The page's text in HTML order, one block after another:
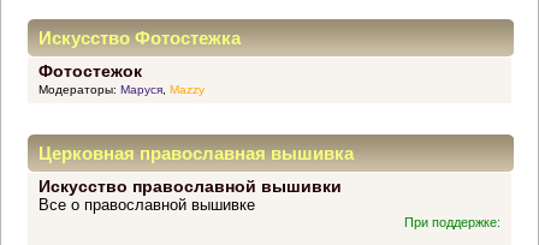
Искусство Фотостежка
Фотостежок
Модераторы: Маруся, Mazzy
Церковная православная вышивка
Искусство православной вышивки
Все о православной вышивке
При поддержке: